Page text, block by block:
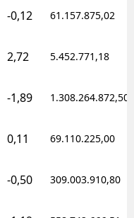
-0,12 61.157.875,02
2,72 5.452.771,18
-1,89 1.308.264.872,50
0,11 69.110.225,00
-0,50 309.003.910,80